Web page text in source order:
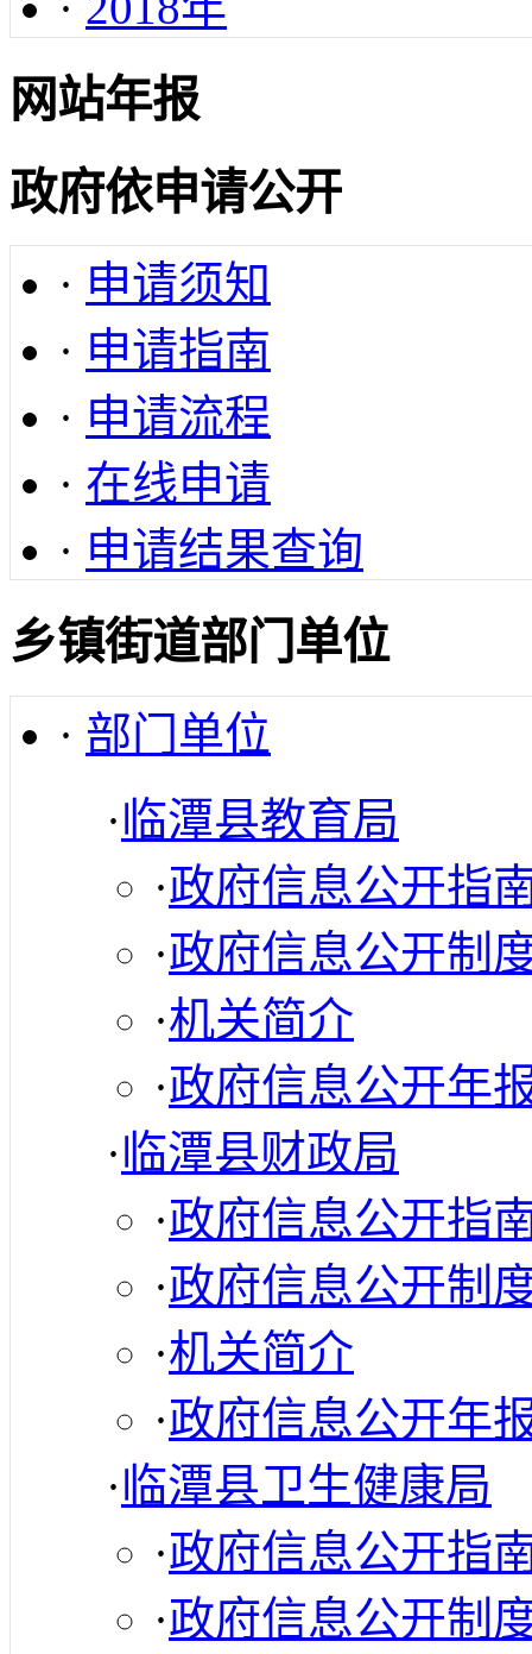
网站年报
政府依申请公开
· 申请须知
· 申请指南
· 申请流程
· 在线申请
· 申请结果查询
乡镇街道部门单位
· 部门单位
·临潭县教育局
·政府信息公开指
·政府信息公开制
·机关简介
·政府信息公开年
·临潭县财政局
·政府信息公开指
·政府信息公开制
·机关简介
·政府信息公开年
·临潭县卫生健康局
·政府信息公开指
·政府信息公开制